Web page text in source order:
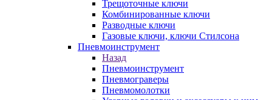
Трещоточные ключи
Комбинированные ключи
Разводные ключи
Газовые ключи, ключи Стилсона
Пневмоинструмент
Назад
Пневмоинструмент
Пневмограверы
Пневмомолотки